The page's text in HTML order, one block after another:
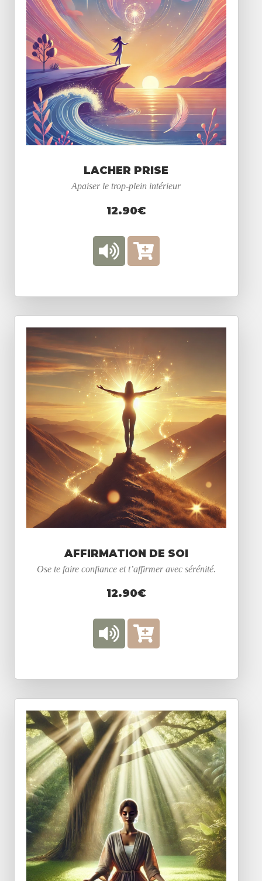
LACHER PRISE
Apaiser le trop-plein intérieur
12.90€
AFFIRMATION DE SOI
Ose te faire confiance et t’affirmer avec sérénité.
12.90€